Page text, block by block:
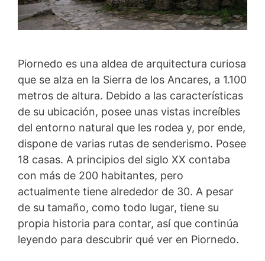
Piornedo es una aldea de arquitectura curiosa
que se alza en la Sierra de los Ancares, a 1.100
metros de altura. Debido a las características
de su ubicación, posee unas vistas increíbles
del entorno natural que les rodea y, por ende,
dispone de varias rutas de senderismo. Posee
18 casas. A principios del siglo XX contaba
con más de 200 habitantes, pero
actualmente tiene alrededor de 30. A pesar
de su tamaño, como todo lugar, tiene su
propia historia para contar, así que continúa
leyendo para descubrir qué ver en Piornedo.